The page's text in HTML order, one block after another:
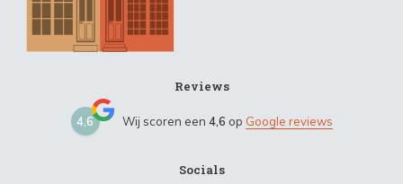
Reviews
4,6 Wij scoren een 4,6 op Google reviews
Socials